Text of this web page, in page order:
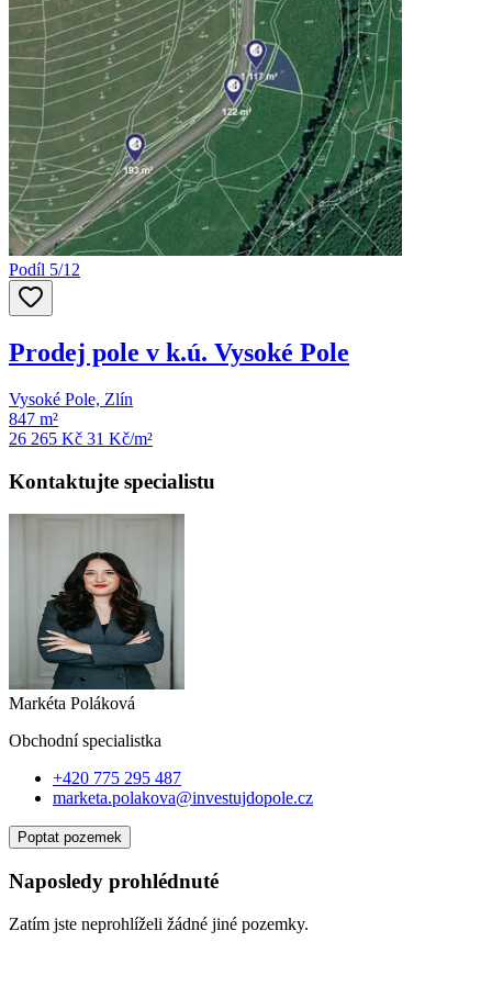
Podíl 5/12
Prodej pole v k.ú. Vysoké Pole
Vysoké Pole, Zlín
847 m²
26 265 Kč 31 Kč/m²
Kontaktujte specialistu
Markéta Poláková
Obchodní specialistka
+420 775 295 487
marketa.polakova@investujdopole.cz
Poptat pozemek
Naposledy prohlédnuté
Zatím jste neprohlíželi žádné jiné pozemky.